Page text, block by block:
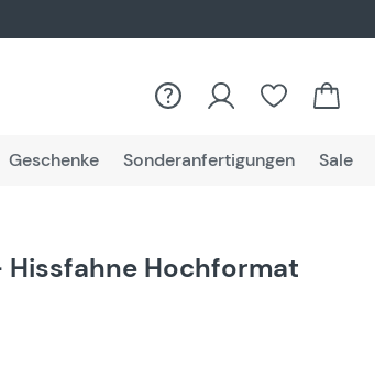
Geschenke Sonderanfertigungen Sale
Hissfahne Hochformat